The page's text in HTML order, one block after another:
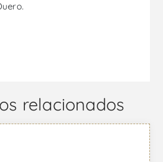
relacionados